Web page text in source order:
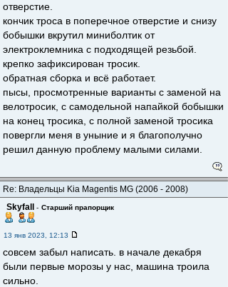
отверстие.
кончик троса в поперечное отверстие и снизу
бобышки вкрутил миниболтик от
электроклемника с подходящей резьбой.
крепко зафиксирован тросик.
обратная сборка и всё работает.
пысы, просмотренные варианты с заменой на
велотросик, с самодельной напайкой бобышки
на конец тросика, с полной заменой тросика
повергли меня в уныние и я благополучно
решил данную проблему малыми силами.
Re: Владельцы Kia Magentis MG (2006 - 2008)
Skyfall
- Старший прапорщик
13 янв 2023, 12:13
совсем забыл написать. в начале декабря
были первые морозы у нас, машина троила
сильно.